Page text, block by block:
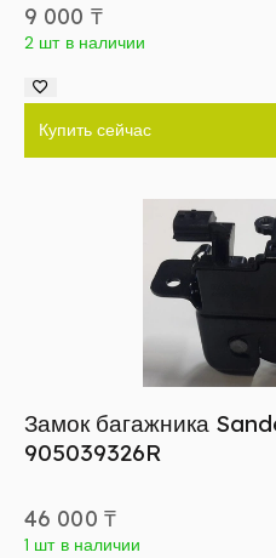
9 000 ₸
2 шт в наличии
Купить сейчас
Замок багажника
905039326R
46 000 ₸
1 шт в наличии